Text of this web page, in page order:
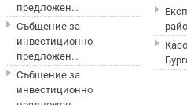
предложен…
Събщение за
инвестиционно
предложен…
Събщение за
инвестиционно